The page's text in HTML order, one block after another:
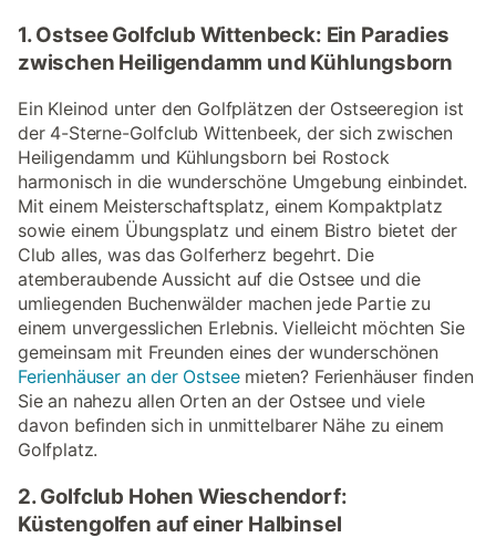
1. Ostsee Golfclub Wittenbeck: Ein Paradies
zwischen Heiligendamm und Kühlungsborn
Ein Kleinod unter den Golfplätzen der Ostseeregion ist
der 4-Sterne-Golfclub Wittenbeek, der sich zwischen
Heiligendamm und Kühlungsborn bei Rostock
harmonisch in die wunderschöne Umgebung einbindet.
Mit einem Meisterschaftsplatz, einem Kompaktplatz
sowie einem Übungsplatz und einem Bistro bietet der
Club alles, was das Golferherz begehrt. Die
atemberaubende Aussicht auf die Ostsee und die
umliegenden Buchenwälder machen jede Partie zu
einem unvergesslichen Erlebnis. Vielleicht möchten Sie
gemeinsam mit Freunden eines der wunderschönen
Ferienhäuser an der Ostseemieten? Ferienhäuser finden
Sie an nahezu allen Orten an der Ostsee und viele
davon befinden sich in unmittelbarer Nähe zu einem
Golfplatz.
2. Golfclub Hohen Wieschendorf:
Küstengolfen auf einer Halbinsel